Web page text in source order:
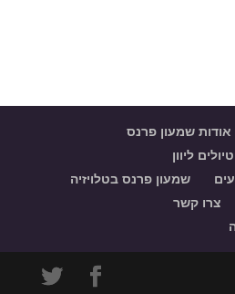
אודות שמעון פרנס
ליוון
שמעון פרנס בטלויזיה
צרו קשר